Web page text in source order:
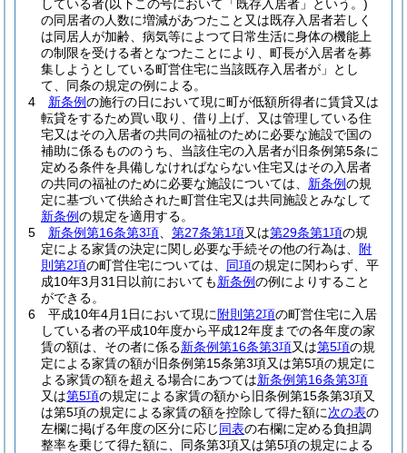
している者(以下この号において「既存入居者」という。)
の同居者の人数に増減があつたこと又は既存入居者若しく
は同居人が加齢、病気等によつて日常生活に身体の機能上
の制限を受ける者となつたことにより、町長が入居者を募
集しようとしている町営住宅に当該既存入居者が」とし
て、同条の規定の例による。
4
新条例の施行の日において現に町が低額所得者に賃貸又は
転貸をするため買い取り、借り上げ、又は管理している住
宅又はその入居者の共同の福祉のために必要な施設で国の
補助に係るもののうち、当該住宅の入居者が旧条例第5条に
定める条件を具備しなければならない住宅又はその入居者
の共同の福祉のために必要な施設については、 新条例の規
定に基づいて供給された町営住宅又は共同施設とみなして
新条例の規定を適用する。
5
新条例第16条第3項 第27条第1項又は第29条第1項の規
定による家賃の決定に関し必要な手続その他の行為は、
附
則第2項の町営住宅については、 同項の規定に関わらず、平
成10年3月31日以前においても新条例の例によりすること
ができる。
6
平成10年4月1日において現に 附則第2項の町営住宅に入居
している者の平成10年度から平成12年度までの各年度の家
賃の額は、その者に係る新条例第16条第3項又は第5項の規
定による家賃の額が旧条例第15条第3項又は第5項の規定に
よる家賃の額を超える場合にあつては新条例第16条第3項
又は第5項の規定による家賃の額から旧条例第15条第3項又
は第5項の規定による家賃の額を控除して得た額に次の表の
左欄に掲げる年度の区分に応じ同表の右欄に定める負担調
整率を乗じて得た額に、同条第3項又は第5項の規定による